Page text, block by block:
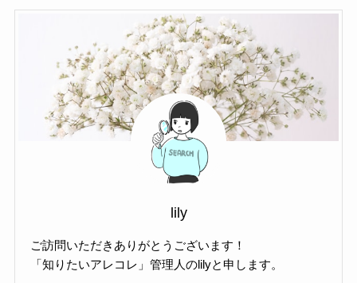
lily
ご訪問いただきありがとうございます！
「知りたいアレコレ」管理人のlilyと申します。